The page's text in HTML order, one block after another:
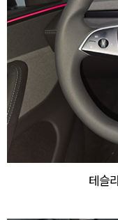
테슬